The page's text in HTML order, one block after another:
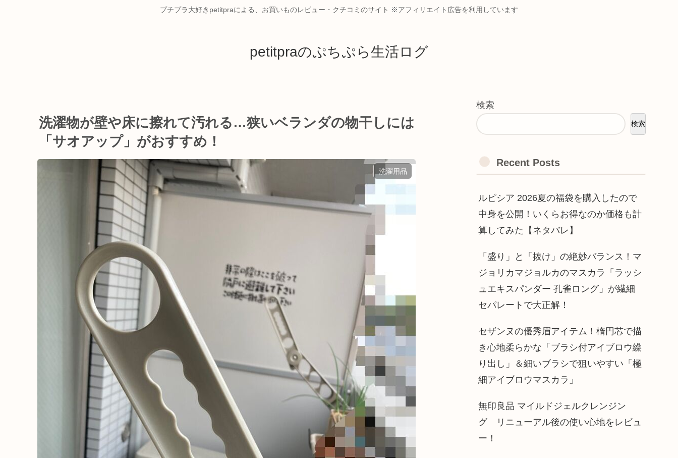
プチプラ大好きpetitpraによる、お買いものレビュー・クチコミのサイト ※アフィリエイト広告を利用しています
petitpraのぷちぷら生活ログ
洗濯物が壁や床に擦れて汚れる…狭いベランダの物干しには
「サオアップ」がおすすめ！
洗濯用品
検索
検索
Recent Posts
ルピシア 2026夏の福袋を購入したので
中身を公開！いくらお得なのか価格も計
算してみた【ネタバレ】
「盛り」と「抜け」の絶妙バランス！マ
ジョリカマジョルカのマスカラ「ラッシ
ュエキスパンダー 孔雀ロング」が繊細
セパレートで大正解！
セザンヌの優秀眉アイテム！楕円芯で描
き心地柔らかな「ブラシ付アイブロウ繰
り出し」＆細いブラシで狙いやすい「極
細アイブロウマスカラ」
無印良品 マイルドジェルクレンジン
グ リニューアル後の使い心地をレビュ
ー！